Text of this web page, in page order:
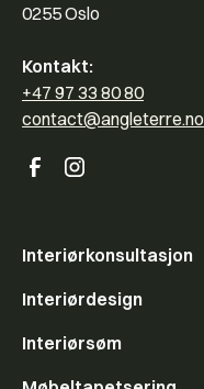
0255 Oslo
Kontakt:
+47 97 33 80 80
contact@angleterre.no
Interiørkonsultasjon
Interiørdesign
Interiørsøm